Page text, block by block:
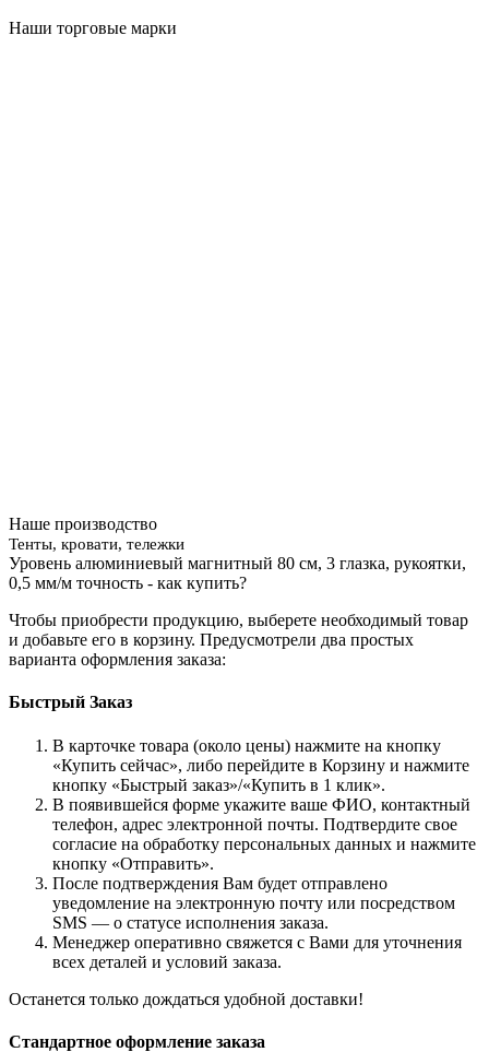
Наши торговые марки
Наше производство
Тенты, кровати, тележки
Уровень алюминиевый магнитный 80 см, 3 глазка, рукоятки,
0,5 мм/м точность - как купить?
Чтобы приобрести продукцию, выберете необходимый товар
и добавьте его в корзину. Предусмотрели два простых
варианта оформления заказа:
Быстрый Заказ
В карточке товара (около цены) нажмите на кнопку
«Купить сейчас», либо перейдите в Корзину и нажмите
кнопку «Быстрый заказ»/«Купить в 1 клик».
В появившейся форме укажите ваше ФИО, контактный
телефон, адрес электронной почты. Подтвердите свое
согласие на обработку персональных данных и нажмите
кнопку «Отправить».
После подтверждения Вам будет отправлено
уведомление на электронную почту или посредством
SMS — о статусе исполнения заказа.
Менеджер оперативно свяжется с Вами для уточнения
всех деталей и условий заказа.
Останется только дождаться удобной доставки!
Стандартное оформление заказа